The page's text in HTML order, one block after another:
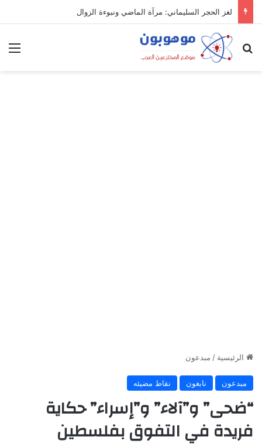
لغز الحجر السليماني: مرآة الماضي ونبوءة الزوال
بحث عن
الرئيسية / مبدعون
مبدعون نابغون نقاط مضيئه
“ضحى” و”آلاء” و”إسراء” حكاية
فريدة في التفوق بفلسطين